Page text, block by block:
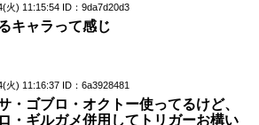
火) 11:15:54 ID：9da7d20d3
キャラって感じ
火) 11:16:37 ID：6a3928481
・ゴブロ・オクトー使ってるけど、
・ギルガメ併用してトリガーお構い